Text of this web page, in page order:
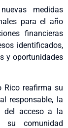
medidas
para el año
financieras
identificados,
y oportunidades
Rico reafirma su
responsable, la
del acceso a la
su comunidad